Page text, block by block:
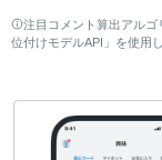
注目コメント算出アル
位付けモデルAPI」を使用